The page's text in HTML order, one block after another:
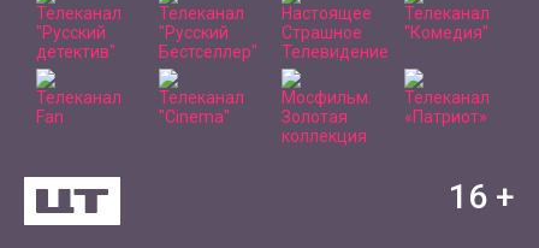
16 +